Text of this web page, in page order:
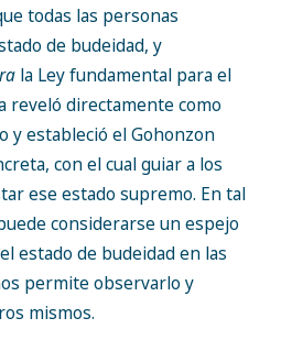
todas las personas
de budeidad, y
la Ley fundamental para el
reveló directamente como
y estableció el Gohonzon
con el cual guiar a los
ese estado supremo. En tal
considerarse un espejo
estado de budeidad en las
permite observarlo y
mismos.